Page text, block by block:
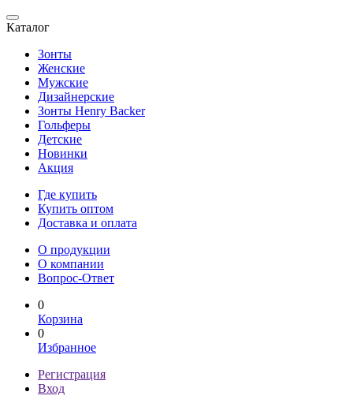
Каталог
Зонты
Женские
Мужские
Дизайнерские
Зонты Henry Backer
Гольферы
Детские
Новинки
Акция
Где купить
Купить оптом
Доставка и оплата
О продукции
О компании
Вопрос-Ответ
0
Корзина
0
Избранное
Регистрация
Вход